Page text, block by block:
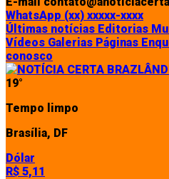
WhatsApp (xx) xxxxx-xxxx
Últimas notícias Editorias
Vídeos Galerias Páginas
conosco
19°
Tempo limpo
Brasília, DF
Dólar
R$ 5,11